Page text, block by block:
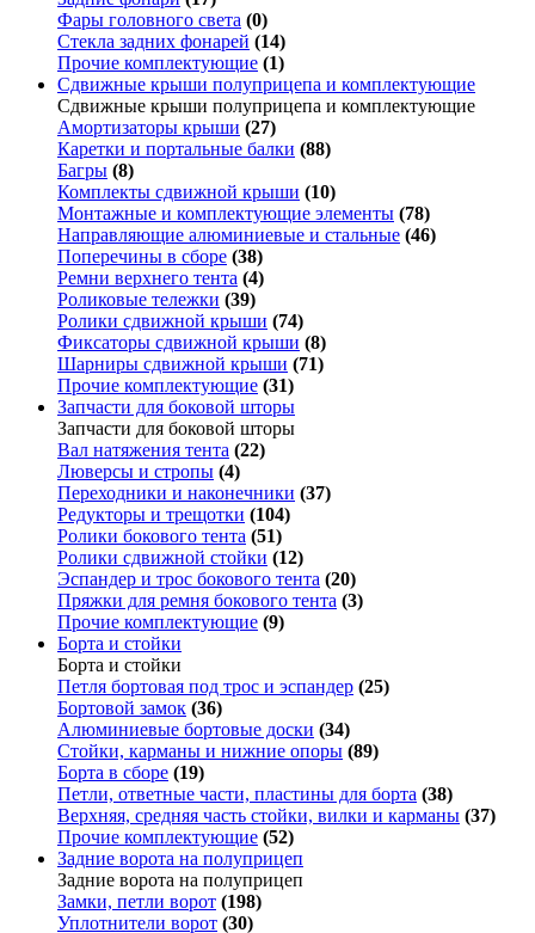
Фары головного света (0)
Стекла задних фонарей (14)
Прочие комплектующие (1)
Сдвижные крыши полуприцепа и комплектующие
Сдвижные крыши полуприцепа и комплектующие
Амортизаторы крыши (27)
Каретки и портальные балки (88)
Багры (8)
Комплекты сдвижной крыши (10)
Монтажные и комплектующие элементы (78)
Направляющие алюминиевые и стальные (46)
Поперечины в сборе (38)
Ремни верхнего тента (4)
Роликовые тележки (39)
Ролики сдвижной крыши (74)
Фиксаторы сдвижной крыши (8)
Шарниры сдвижной крыши (71)
Прочие комплектующие (31)
Запчасти для боковой шторы
Запчасти для боковой шторы
Вал натяжения тента (22)
Люверсы и стропы (4)
Переходники и наконечники (37)
Редукторы и трещотки (104)
Ролики бокового тента (51)
Ролики сдвижной стойки (12)
Эспандер и трос бокового тента (20)
Пряжки для ремня бокового тента (3)
Прочие комплектующие (9)
Борта и стойки
Борта и стойки
Петля бортовая под трос и эспандер (25)
Бортовой замок (36)
Алюминиевые бортовые доски (34)
Стойки, карманы и нижние опоры (89)
Борта в сборе (19)
Петли, ответные части, пластины для борта (38)
Верхняя, средняя часть стойки, вилки и карманы (37)
Прочие комплектующие (52)
Задние ворота на полуприцеп
Задние ворота на полуприцеп
Замки, петли ворот (198)
Уплотнители ворот (30)